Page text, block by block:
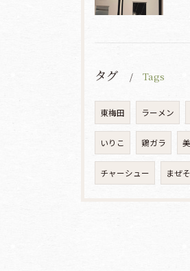
タグ Tags
東梅田 ラーメン
いりこ 鶏ガラ
チャーシュー まぜ